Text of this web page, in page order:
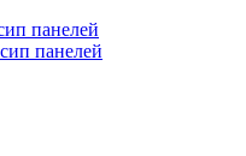
панелей
панелей